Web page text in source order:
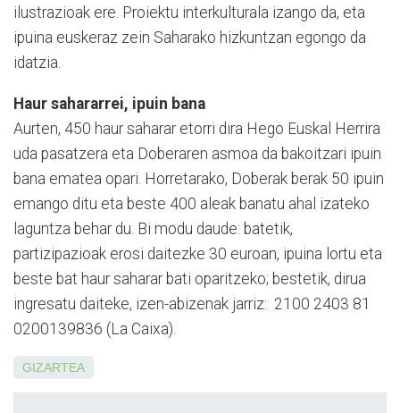
ilustrazioak ere. Proiektu interkulturala izango da, eta
ipuina euskeraz zein Saharako hizkuntzan egongo da
idatzia.
Haur sahararrei, ipuin bana
Aurten, 450 haur saharar etorri dira Hego Euskal Herrira
uda pasatzera eta Doberaren asmoa da bakoitzari ipuin
bana ematea opari. Horretarako, Doberak berak 50 ipuin
emango ditu eta beste 400 aleak banatu ahal izateko
laguntza behar du. Bi modu daude: batetik,
partizipazioak erosi daitezke 30 euroan, ipuina lortu eta
beste bat haur saharar bati oparitzeko; bestetik, dirua
ingresatu daiteke, izen-abizenak jarriz: 2100 2403 81
0200139836 (La Caixa).
GIZARTEA